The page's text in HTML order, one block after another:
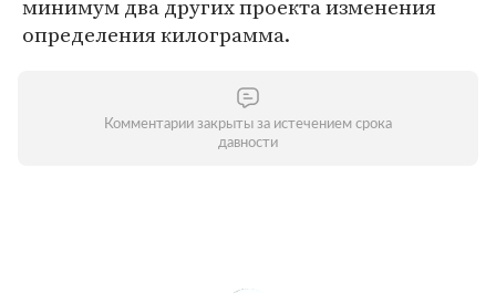
минимум два других проекта изменения
определения килограмма.
Комментарии закрыты за истечением срока
давности